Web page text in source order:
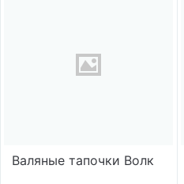
Валяные тапочки Волк